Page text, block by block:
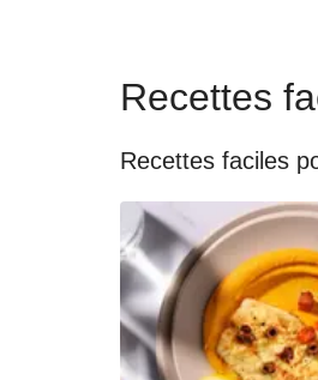
Recettes
Recettes faciles